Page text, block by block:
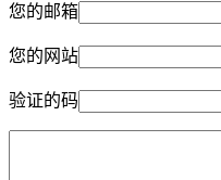
您的邮箱
您的网站
验证的码